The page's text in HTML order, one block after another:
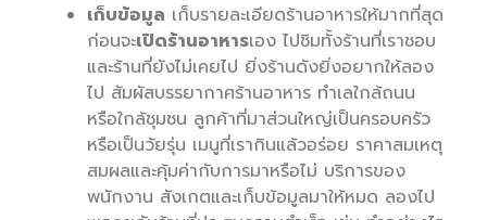
เก็บข้อมูล เก็บรายละเอียดร้านอาหารให้มากที่สุด
ก่อนจะเปิดร้านอาหารเอง ไปชิมทั้งร้านที่เราชอบ
และร้านที่ยังไม่เคยไป ยิ่งร้านดังยิ่งอยากให้ลอง
ไป สัมผัสบรรยากาศร้านอาหาร ทำเลใกล้ถนน
หรือใกล้ชุมชน ลูกค้าที่มาส่วนใหญ่เป็นครอบครัว
หรือเป็นวัยรุ่น เมนูที่เรากินแล้วอร่อย ราคาสมเหตุ
สมผลและคุ้มค่ากับการมาหรือไม่ บริการของ
พนักงาน สังเกตและเก็บข้อมูลมาให้หมด ลองไป